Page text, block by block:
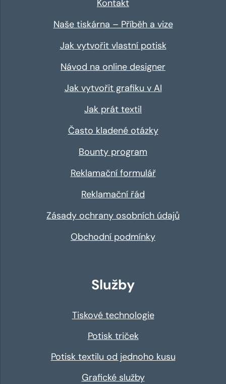
Kontakt
Naše tiskárna – Příběh a vize
Jak vytvořit vlastní potisk
Návod na online designer
Jak vytvořit grafiku v AI
Jak prát textil
Často kladené otázky
Bounty program
Reklamační formulář
Reklamační řád
Zásady ochrany osobních údajů
Obchodní podmínky
Služby
Tiskové technologie
Potisk triček
Potisk textilu od jednoho kusu
Grafické služby